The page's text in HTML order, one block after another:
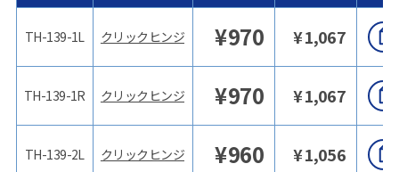
TH-139-1L
TH-139-1R
TH-139-2L
クリックヒンジ ¥970 ¥1,067
クリックヒンジ ¥970 ¥1,067
クリックヒンジ ¥960 ¥1,056